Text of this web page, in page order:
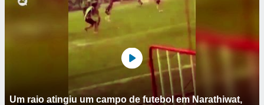
Um raio atingiu um campo de futebol em Narathiwat,